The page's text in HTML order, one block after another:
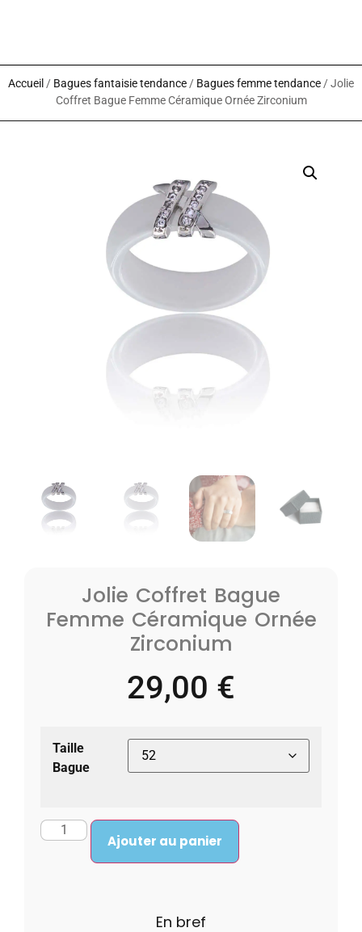
Accueil / Bagues fantaisie tendance / Bagues femme tendance / Jolie
Coffret Bague Femme Céramique Ornée Zirconium
Jolie Coffret Bague
Femme Céramique Ornée
Zirconium
29,00 €
Taille
Bague
Ajouter au panier
En bref